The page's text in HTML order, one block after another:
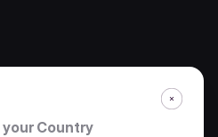
Country